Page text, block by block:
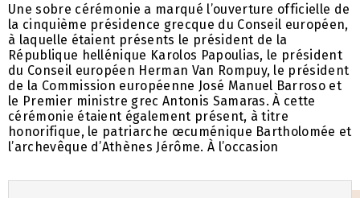
Une sobre cérémonie a marqué l’ouverture officielle de
la cinquième présidence grecque du Conseil européen,
à laquelle étaient présents le président de la
République hellénique Karolos Papoulias, le président
du Conseil européen Herman Van Rompuy, le président
de la Commission européenne José Manuel Barroso et
le Premier ministre grec Antonis Samaras. À cette
cérémonie étaient également présent, à titre
honorifique, le patriarche œcuménique Bartholomée et
l’archevêque d’Athènes Jérôme. À l’occasion